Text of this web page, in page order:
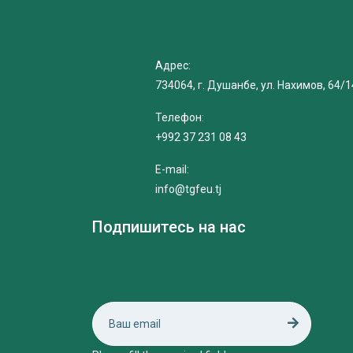
Адрес:
734064, г. Душанбе, ул. Нахимов, 64/
Телефон:
+992 37 231 08 43
E-mail:
info@tgfeu.tj
Подпишитесь на нас